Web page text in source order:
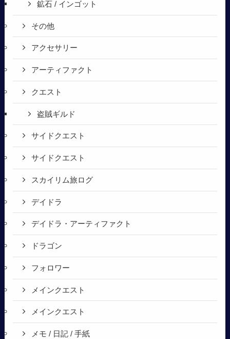
鉱石 / インゴット
その他
アクセサリー
アーティファクト
クエスト
盗賊ギルド
サイドクエスト
サイドクエスト
スカイリム旅ログ
デイドラ
デイドラ・アーティファクト
ドラゴン
フォロワー
メインクエスト
メインクエスト
メモ / 日記 / 手紙